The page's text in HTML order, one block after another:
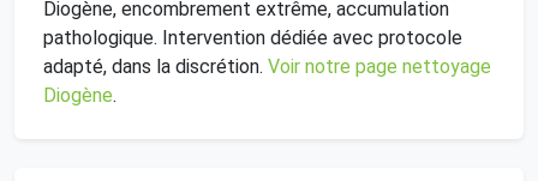
Diogène, encombrement extrême, accumulation
pathologique. Intervention dédiée avec protocole
adapté, dans la discrétion. Voir notre page nettoyage
Diogène.